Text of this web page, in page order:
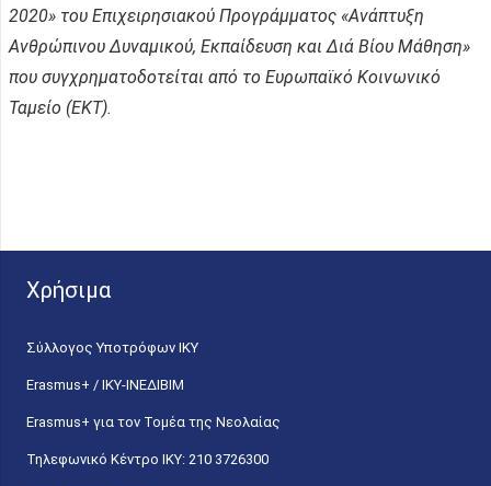
2020» του Επιχειρησιακού Προγράμματος «Ανάπτυξη
Ανθρώπινου Δυναμικού, Εκπαίδευση και Διά Βίου Μάθηση»
που συγχρηματοδοτείται από το Ευρωπαϊκό Κοινωνικό
Ταμείο (ΕΚΤ).
Χρήσιμα
Σύλλογος Υποτρόφων ΙΚΥ
Erasmus+ / ΙΚΥ-ΙΝΕΔΙΒΙΜ
Erasmus+ για τον Τομέα της Νεολαίας
Τηλεφωνικό Κέντρο IKY: 210 3726300